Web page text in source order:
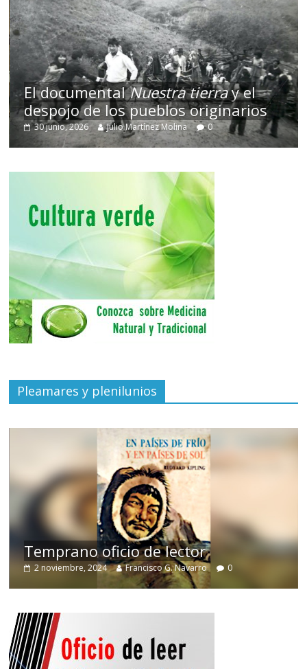
El documentalNuestra tierray el
despojo de los pueblos originarios
30 junio, 2026 Julio Martínez Molina 0
Pleamares y plenilunios
Temprano oficio de lector
2 noviembre, 2024 Francisco G. Navarro 0